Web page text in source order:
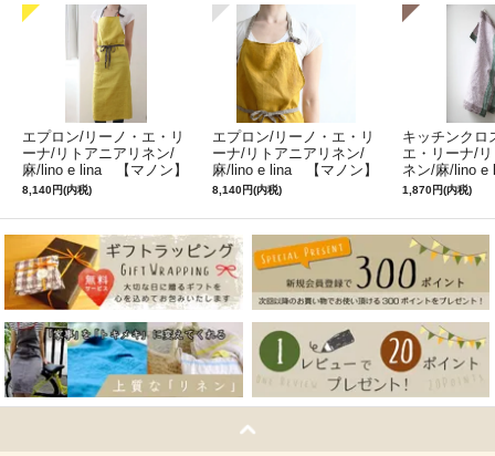
エプロン/リーノ・エ・リ
ーナ/リトアニアリネン/
麻/lino e lina 【マノン】
ミモザ
8,140円(内税)
エプロン/リーノ・エ・リ
ーナ/リトアニアリネン/
麻/lino e lina 【マノン】
サフランイエロー
8,140円(内税)
キッチンクロ
エ・リーナ/
ネン/麻/lino
ルフィ】パー
1,870円(内税)